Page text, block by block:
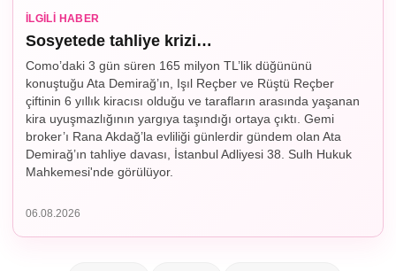
İLGILI HABER
Sosyetede tahliye krizi…
Como’daki 3 gün süren 165 milyon TL’lik düğününü
konuştuğu Ata Demirağ’ın, Işıl Reçber ve Rüştü Reçber
çiftinin 6 yıllık kiracısı olduğu ve tarafların arasında yaşanan
kira uyuşmazlığının yargıya taşındığı ortaya çıktı. Gemi
broker’ı Rana Akdağ’la evliliği günlerdir gündem olan Ata
Demirağ’ın tahliye davası, İstanbul Adliyesi 38. Sulh Hukuk
Mahkemesi'nde görülüyor.
06.08.2026